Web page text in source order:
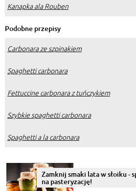
Kanapka ala Rouben
Podobne przepisy
Carbonara ze szpinakiem
Spaghetti carbonara
Fettuccine carbonara z tuńczykiem
Szybkie spaghetti carbonara
Spaghetti a la carbonara
Zamknij smaki lata w słoiku -
na pasteryzację!